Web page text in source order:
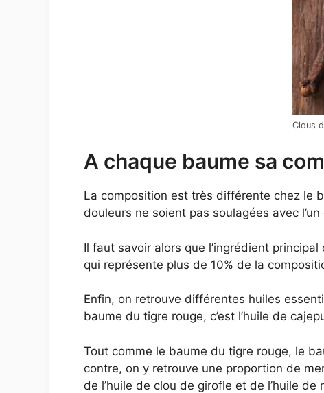
Clous
A chaque baume sa
La composition est très différente chez le
douleurs ne soient pas soulagées avec
Il faut savoir alors que l’ingrédient
qui représente plus de 10% de la
Enfin, on retrouve différentes huiles
baume du tigre rouge, c’est l’huile de
Tout comme le baume du tigre rouge, le
contre, on y retrouve une proportion de
de l’huile de clou de girofle et de l’huile